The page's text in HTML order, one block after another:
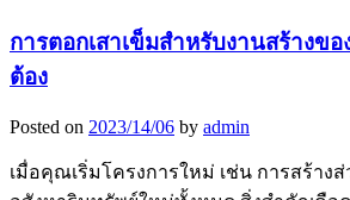
การตอกเสาเข็มสำหรับงานสร้างข
ต้อง
Posted on 2023/14/06 by admin
เมื่อคุณเริ่มโครงการใหม่ เช่น การสร้าง